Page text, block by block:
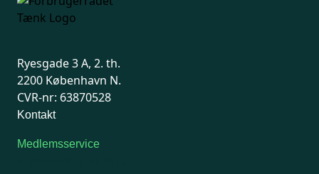
Ryesgade 3 A, 2. th.
2200 København N.
CVR-nr: 63870528
Kontakt
Medlemsservice